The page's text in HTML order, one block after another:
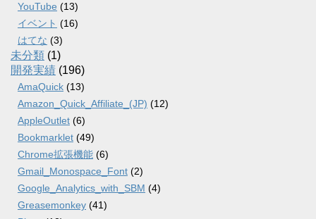
YouTube (13)
イベント (16)
はてな (3)
未分類 (1)
開発実績 (196)
AmaQuick (13)
Amazon_Quick_Affiliate_(JP) (12)
AppleOutlet (6)
Bookmarklet (49)
Chrome拡張機能 (6)
Gmail_Monospace_Font (2)
Google_Analytics_with_SBM (4)
Greasemonkey (41)